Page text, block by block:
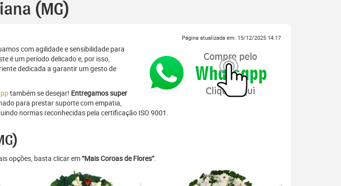
(MG)
Página atualizada em: 15/12/2025 14:17
com agilidade e sensibilidade para
é um período delicado e, por isso,
dedicada a garantir um gesto de
também se desejar! Entregamos super
para prestar suporte com empatia,
normas reconhecidas pela certificação ISO 9001.
opções, basta clicar em“Mais Coroas de Flores”.